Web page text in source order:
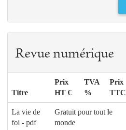
Revue numérique
Titre
Prix
HT €
TVA
%
Prix
TTC
La vie de
foi - pdf
Gratuit pour tout le
monde